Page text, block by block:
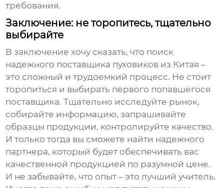
требования.
Заключение: не торопитесь, тщательно
выбирайте
В заключение хочу сказать, что поиск
надежного поставщика пуховиков из Китая –
это сложный и трудоемкий процесс. Не стоит
торопиться и выбирать первого попавшегося
поставщика. Тщательно исследуйте рынок,
собирайте информацию, запрашивайте
образцы продукции, контролируйте качество.
И только тогда вы сможете найти надежного
партнера, который будет обеспечивать вас
качественной продукцией по разумной цене.
И не забывайте, что опыт – это лучший учитель.